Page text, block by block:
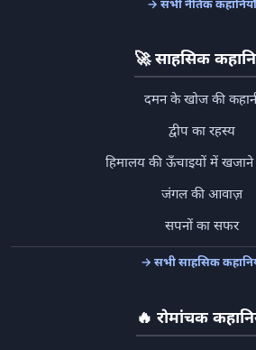
→ सभी नैतिक कहानियाँ
🚀साहसिक
दमन के खोज की
द्वीप का रहस्य
हिमालय की ऊँचाइयों में
जंगल की आवाज़
सपनों का सफर
→ सभी साहसिक
🔥 रोमांचक